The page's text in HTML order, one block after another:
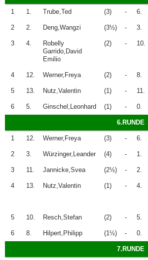
1 1. Trube,Ted (3) - 6.
2 2. Deng,Wangzi (3½) - 3.
3 4.
Robelly
Garrido,David
Emilio
(2) - 10.
4 12. Werner,Freya (2) - 8.
5 13. Nutz,Valentin (1) - 11.
6 5. Ginschel,Leonhard (1) - 0.
6.RUNDE
1 12. Werner,Freya (3) - 6.
2 3. Würzinger,Leander (4) - 1.
3 11. Jannicke,Svea (2½) - 2.
4 13. Nutz,Valentin (1) - 4.
5 10. Resch,Stefan (2) - 5.
6 8. Hilpert,Philipp (1½) - 0.
7.RUNDE